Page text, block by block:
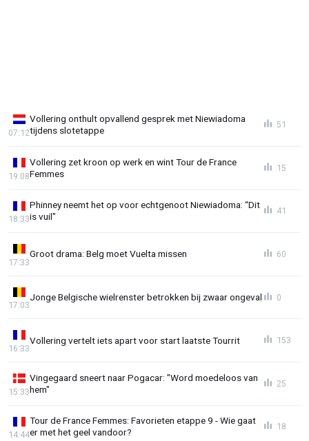
Vollering onthult opvallend gesprek met Niewiadoma
tijdens slotetappe
07:12
51
Vollering zet kroon op werk en wint Tour de France
Femmes
19:08
15
Phinney neemt het op voor echtgenoot Niewiadoma: “Dit
is vuil"
18:33
41
Groot drama: Belg moet Vuelta missen
17:33
60
Jonge Belgische wielrenster betrokken bij zwaar ongeval
17:03
0
Vollering vertelt iets apart voor start laatste Tourrit
16:33
153
Vingegaard sneert naar Pogacar: "Word moedeloos van
hem"
15:33
25
Tour de France Femmes: Favorieten etappe 9 - Wie gaat
er met het geel vandoor?
14:44
18